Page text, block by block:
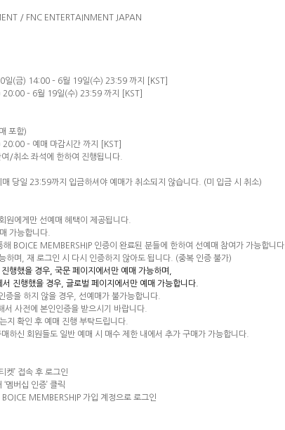
/ FNC ENTERTAINMENT JAPAN
일(금) 14:00 – 6월 19일(수) 23:59 까지
[KST]
20:00 – 6월 19일(수) 23:59 까지 [KST]
포함)
20:00 – 예매 마감시간 까지
[KST]
/취소 좌석에 한하여 진행됩니다
당일 23:59까지 입금하셔야 예매가 취소되지 않습니다 . (미 입금 시 취소)
원에게만 선예매 혜택이 제공됩니다
가능합니다
해 BOICE MEMBERSHIP 인증이 완료된 분들에 한하여 선예매 참여가 가능합니다
하며 재 로그인 시 다시 인증하지 않아도 됩니다 . (중복 인증 불가)
행했을 경우 국문 페이지에서만 예매 가능하며
서 진행했을 경우 글로벌 페이지에서만 예매 가능합니다
증을 하지 않을 경우 선예매가 불가능합니다
서 사전에 본인인증을 받으시기 바랍니다
지 확인 후 예매 진행 부탁드립니다
하신 회원들도 일반 예매 시 매수 제한 내에서 추가 구매가 가능합니다
켓’ 접속 후 로그인
‘멤버십 인증’ 클릭
BOICE MEMBERSHIP 가입 계정으로 로그인